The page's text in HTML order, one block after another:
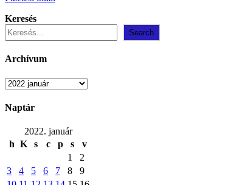
Keresés
Search
Archívum
Archívum
Naptár
2022. január
h K s c p s
v
1
2
3
4 5 6 7 8
9